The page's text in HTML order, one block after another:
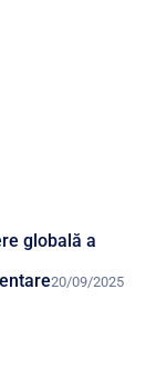
globală a
20/09/2025